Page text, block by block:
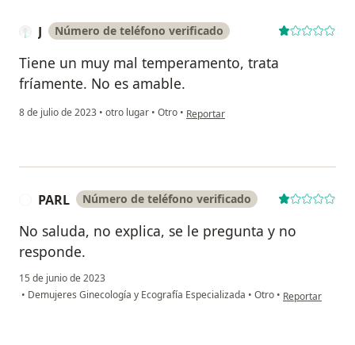
J Número de teléfono verificado
Tiene un muy mal temperamento, trata
fríamente. No es amable.
8 de julio de 2023 • otro lugar • Otro • en opinión del usuario J
Reportar
PARL Número de teléfono verificado
No saluda, no explica, se le pregunta y no
responde.
15 de junio de 2023
• Demujeres Ginecología y Ecografía Especializada • Otro • en opinión del
Reportar